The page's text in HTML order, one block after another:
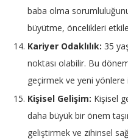
baba olma
büyütme, öncelikleri
Kariyer Odaklılık: 35
noktası olabilir. Bu
geçirmek ve yeni
Kişisel Gelişim: Kişisel
daha büyük bir önem
geliştirmek ve zihinsel